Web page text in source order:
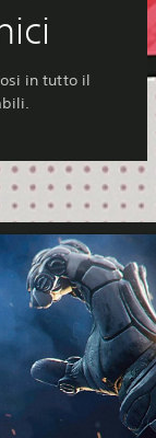
in tutto il